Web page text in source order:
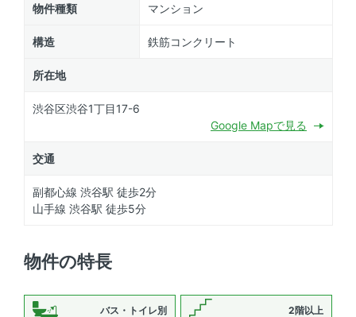
物件種類 マンション
構造 鉄筋コンクリート
所在地
渋谷区渋谷1丁目17-6
Google Mapで見る
交通
副都心線 渋谷駅 徒歩2分
山手線 渋谷駅 徒歩5分
物件の特長
バス・トイレ別 2階以上